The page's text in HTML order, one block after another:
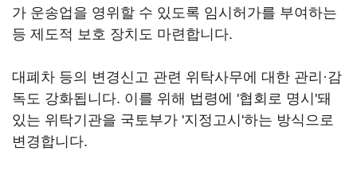
가 운송업을 영위할 수 있도록 임시허가를 부여하는
등 제도적 보호 장치도 마련합니다.
대폐차 등의 변경신고 관련 위탁사무에 대한 관리·감
독도 강화됩니다. 이를 위해 법령에 '협회로 명시'돼
있는 위탁기관을 국토부가 '지정고시'하는 방식으로
변경합니다.